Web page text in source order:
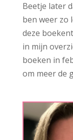
Beetje later
ben weer zo
deze
in mijn
boeken in
om meer de